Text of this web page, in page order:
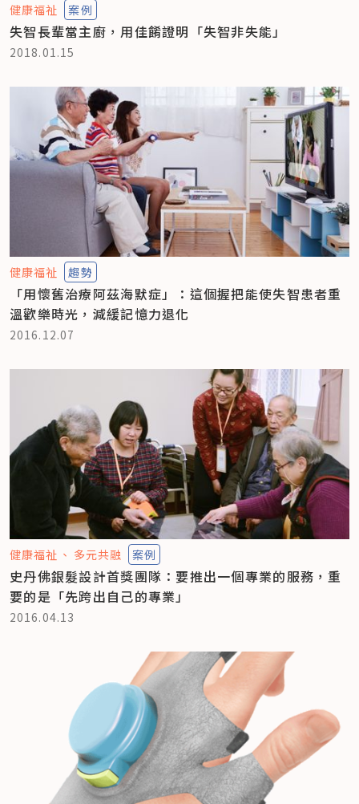
健康福祉 案例
失智長輩當主廚，用佳餚證明「失智非失能」
2018.01.15
健康福祉 趨勢
「用懷舊治療阿茲海默症」：這個握把能使失智患者重
溫歡樂時光，減緩記憶力退化
2016.12.07
健康福祉 多元共融 案例
史丹佛銀髮設計首獎團隊：要推出一個專業的服務，重
要的是「先跨出自己的專業」
2016.04.13